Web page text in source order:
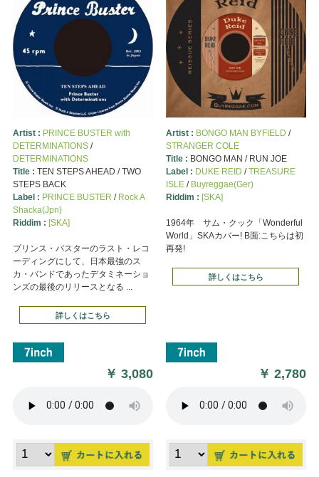
Artist : PRINCE BUSTER with
DETERMINATIONS/
DETERMINATIONS
Title : TEN STEPS AHEAD / TWO
STEPS BACK
Label : PRINCE BUSTER / Rock A
Shacka(Jpn)
Riddim : [SKA]
プリンス・バスターのラスト・レコ
ーディングにして、日本最強のス
カ・バンドであったデタミネーショ
ンズの最後のリリースとなる ...
詳しくはこちら
￥3,080
Artist : BONGO MAN BYFIELD /
STRANGER COLE
Title : BONGO MAN / RUN JOE
Label : DUKE REID /TREASURE
ISLE/ Buyreggae(Ger)
Riddim : [SKA]
1964年 サム・クック「Wonderful
World」SKAカバー! B面:こちらは初
再発!
詳しくはこちら
￥2,780